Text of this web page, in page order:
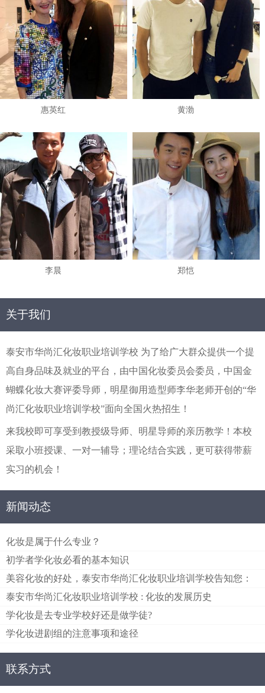
惠英红 黄渤
李晨 郑恺
关于我们
泰安市华尚汇化妆职业培训学校 为了给广大群众提供一个提
高自身品味及就业的平台，由中国化妆委员会委员，中国金
蝴蝶化妆大赛评委导师，明星御用造型师李华老师开创的“华
尚汇化妆职业培训学校”面向全国火热招生！
来我校即可享受到教授级导师、明星导师的亲历教学！本校
采取小班授课、一对一辅导；理论结合实践，更可获得带薪
实习的机会！
新闻动态
化妆是属于什么专业？
初学者学化妆必看的基本知识
美容化妆的好处，泰安市华尚汇化妆职业培训学校告知您：
泰安市华尚汇化妆职业培训学校 : 化妆的发展历史
学化妆是去专业学校好还是做学徒?
学化妆进剧组的注意事项和途径
联系方式